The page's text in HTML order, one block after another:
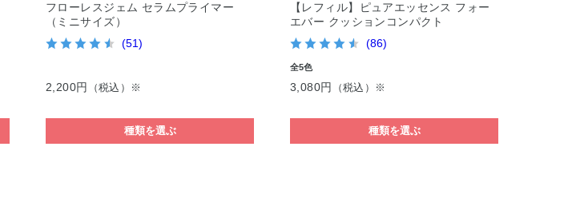
フローレスジェム セラムプライマー
（ミニサイズ）
(51)
2,200円 （税込）※
種類を選ぶ
【レフィル】ピュアエッセンス フォー
エバー クッションコンパクト
(86)
全5色
3,080円 （税込）※
種類を選ぶ